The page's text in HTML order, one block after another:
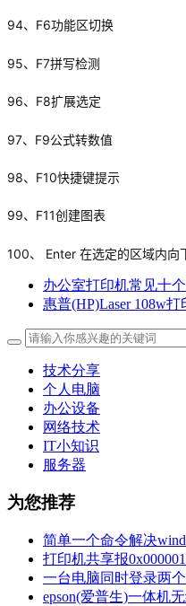
94、F6功能区切换
95、F7拼写检测
96、F8扩展选定
97、F9公式转数值
98、F10快捷键提示
99、F11创建图表
100、 Enter 在选定的区域内向
办公室打印机常见十
惠普(HP)Laser 108w
技术分享
个人电脑
办公设备
网络技术
IT小知识
服务器
为您推荐
简单一个命令解决
打印机共享报
一台电脑同时登录两
epson(爱普生)一体机